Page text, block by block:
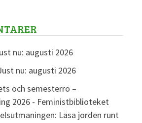
nu: augusti 2026
nu: augusti 2026
och semesterro –
2026 - Feministbiblioteket
Läsa jorden runt